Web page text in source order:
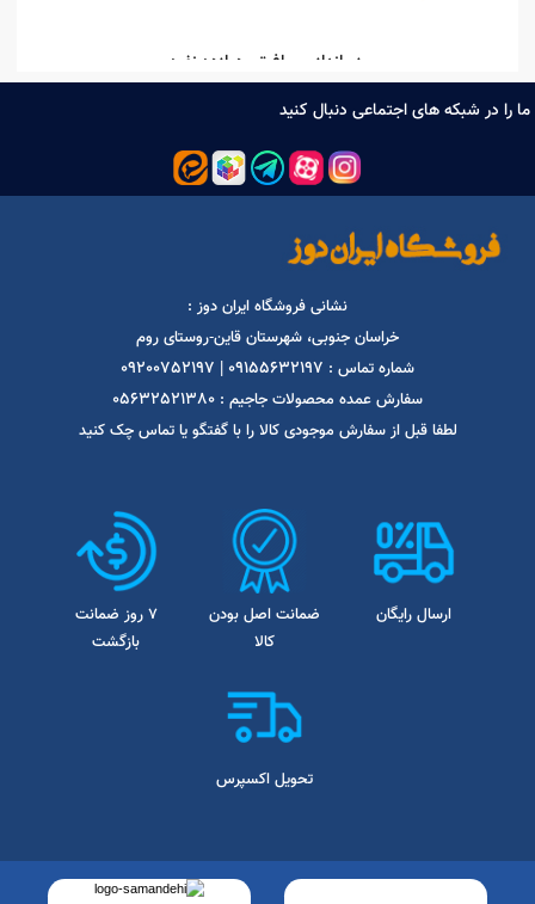
زیرانداز مسافرتی دوازده نفره
1,837,500 تومان در شبکه های اجتماعی دنبال کنید
نشانی فروشگاه ایران دوز :
خراسان جنوبی، شهرستان قاین-روستای روم
شماره تماس : 09155632197
|
09200752197
لطفا قبل از سفارش موجودی کالا را با گفتگو یا تماس چک کنید
ارسال رایگان ضمانت اصل بودن 7 روز ضمانت